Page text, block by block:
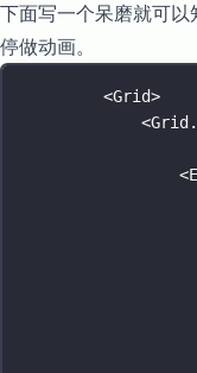
下面写一个呆磨就可
停做动画。
<Grid>
<
<